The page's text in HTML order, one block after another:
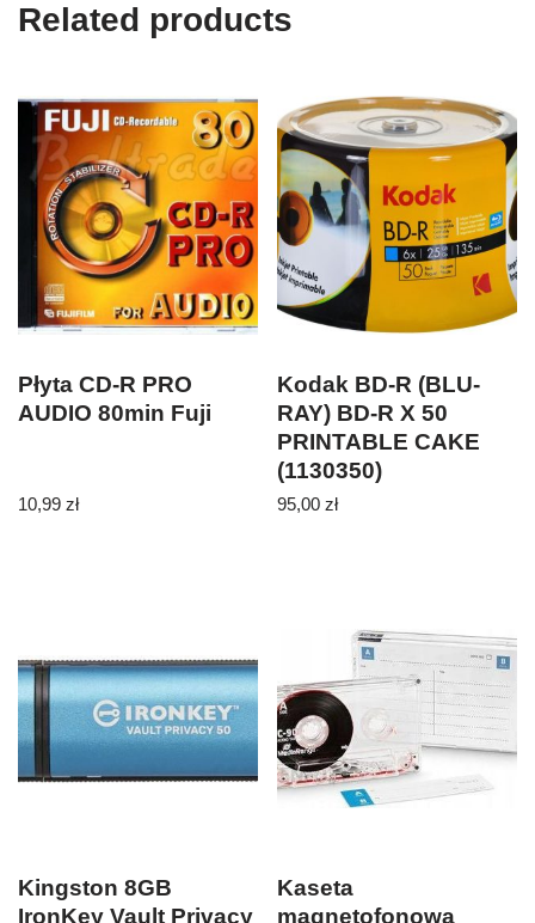
Related products
Płyta CD-R PRO
AUDIO 80min Fuji
10,99 zł
Kodak BD-R (BLU-
RAY) BD-R X 50
PRINTABLE CAKE
(1130350)
95,00zł
Kingston 8GB
IronKey Vault Privacy
Kaseta
magnetofonowa